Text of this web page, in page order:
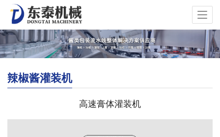
辣椒酱灌装机
高速膏体灌装机